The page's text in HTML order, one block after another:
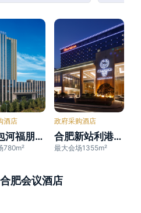
酒店
合肥包河福朋喜来登酒店
780m²
政府采购酒店
合肥新站利港喜来登酒店
最大会场1355m²
肥会议酒店